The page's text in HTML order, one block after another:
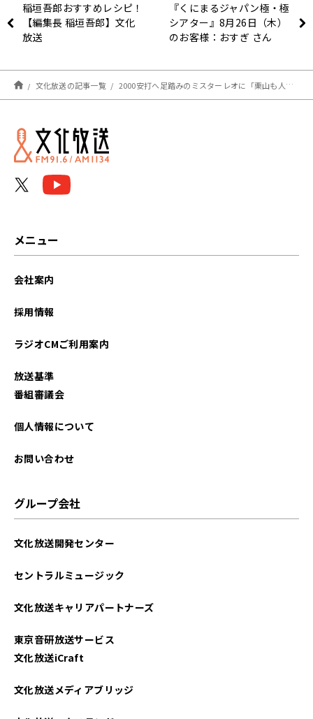
稲垣吾郎おすすめレシピ！
【編集長 稲垣吾郎】文化
放送
『くにまるジャパン極・極
シアター』8月26日（木）
のお客様：おすぎ さん
文化放送の記事一覧 2000安打へ足踏みのミスターレオに「栗山も人間、周りが騒ぐから」【#辻コメ】(ライオンズナイター)
メニュー
会社案内
採用情報
ラジオCMご利用案内
放送基準
番組審議会
個人情報について
お問い合わせ
グループ会社
文化放送開発センター
セントラルミュージック
文化放送キャリアパートナーズ
東京音研放送サービス
文化放送iCraft
文化放送メディアブリッジ